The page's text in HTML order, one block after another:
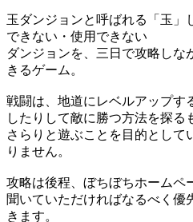
玉ダンジョンと呼ばれる「玉」
できない・使用できない
ダンジョンを、三日で攻略しな
きるゲーム。
戦闘は、地道にレベルアップす
したりして敵に勝つ方法を探る
さらりと遊ぶことを目的として
りません。
攻略は後程、ぼちぼちホームペ
聞いていただければなるべく優
きます。